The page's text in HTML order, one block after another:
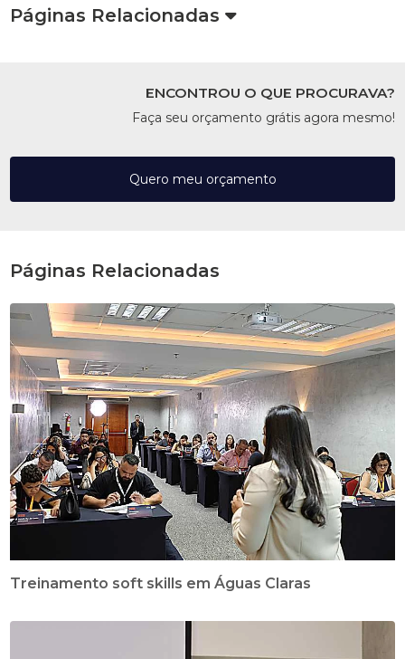
Páginas Relacionadas
ENCONTROU O QUE PROCURAVA?
Faça seu orçamento grátis agora mesmo!
Quero meu orçamento
Páginas Relacionadas
Treinamento soft skills em Águas Claras